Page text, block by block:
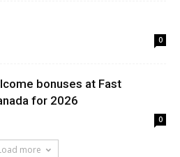
0
bonuses at Fast
for 2026
0
more